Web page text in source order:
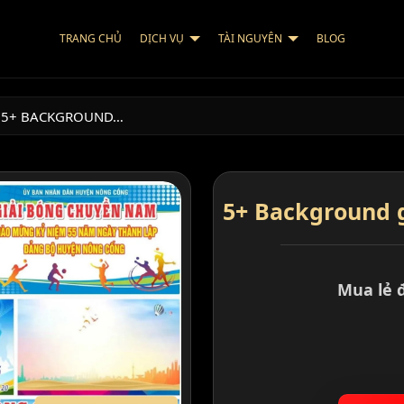
TRANG CHỦ DỊCH VỤ TÀI NGUYÊN BLOG
5+ BACKGROUND…
5+ Background
Mua lẻ